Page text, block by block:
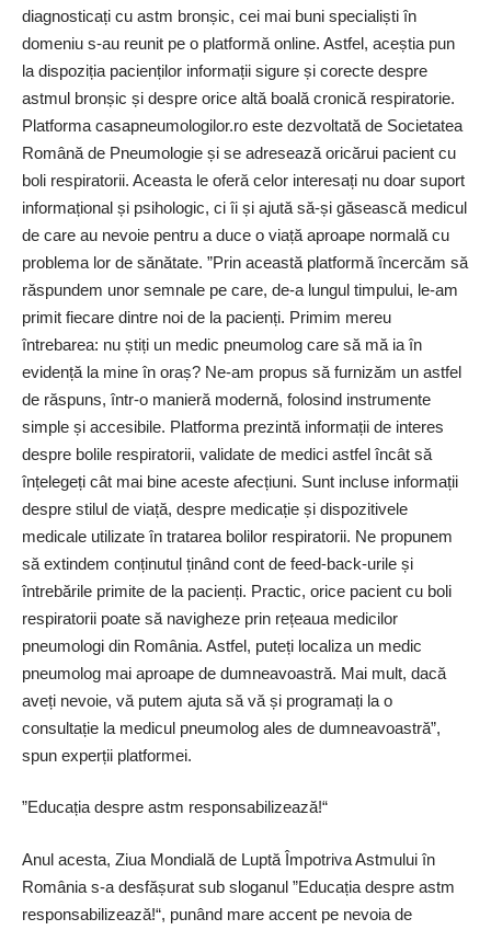
diagnosticați cu astm bronșic, cei mai buni specialiști în
domeniu ­s-au reunit pe o platformă online. Astfel, aceștia pun
la dispoziția pacienților informații sigure și corecte despre
astmul bronșic și despre orice altă boală cronică respiratorie.
Platforma casapneumologilor.ro este dezvoltată de Societatea
Română de Pneumologie și se adresează oricărui pacient cu
boli respiratorii. Aceasta le oferă celor interesați nu doar suport
informațional și psihologic, ci îi și ajută să-și găsească medicul
de care au nevoie pentru a duce o viață aproape normală cu
problema lor de sănătate. ”Prin această platformă încercăm să
răspundem unor semnale pe care, de-a lungul timpului, le-am
primit fiecare dintre noi de la pacienți. Primim mereu
întrebarea: nu știți un medic pneumolog care să mă ia în
evidență la mine în oraș? Ne-am propus să furnizăm un astfel
de răspuns, într-o manieră modernă, folosind instrumente
simple și accesibile. Platforma prezintă informații de interes
despre bolile respiratorii, validate de medici astfel încât să
înțelegeți cât mai bine aceste afecțiuni. Sunt incluse informații
despre stilul de viață, despre medicație și dispozitivele
medicale utilizate în tratarea bolilor respiratorii. Ne propunem
să extindem conținutul ținând cont de feed-back-urile și
întrebările primite de la pacienți. Practic, orice pacient cu boli
respiratorii poate să navigheze prin rețeaua medicilor
pneumologi din România. Astfel, puteți localiza un medic
pneumolog mai aproape de dumneavoastră. Mai mult, dacă
aveți nevoie, vă putem ajuta să vă și programați la o
consultație la medicul pneumolog ales de dumneavoastră”,
spun experții platformei.
”Educația despre astm respon­sabilizează!“
Anul acesta, Ziua Mondială de Luptă Împotriva Astmului în
România s-a desfășurat sub sloganul ”Educația despre astm
responsabilizează!“, punând mare accent pe nevoia de